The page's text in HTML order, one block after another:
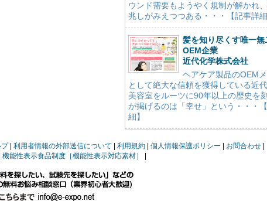
ウンド需要もようやく規制が解かれ
兆しがみえつつある・・・【記事詳細
髪を知り尽くす唯一無
OEM企業
近代化学株式会社
ヘアケア製品のOEM
として絶大な信頼を獲得している近代
美容室をルーツに90年以上の歴史を
が掲げるのは「幸せ」という・・・
細】
利用者情報の外部送信について 利用規約 個人情報保護ポリシー
お問合わせ
機能性表示食品制度［機能性表示対応素材］